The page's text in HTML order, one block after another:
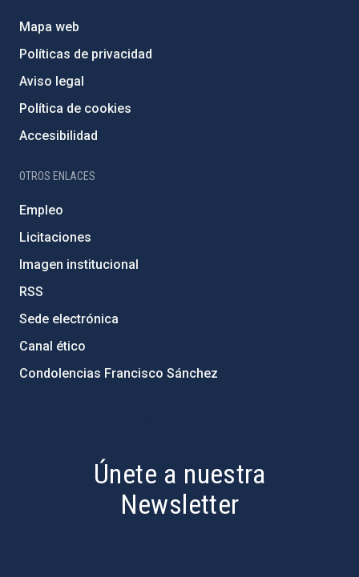
Mapa web
Políticas de privacidad
Aviso legal
Política de cookies
Accesibilidad
OTROS ENLACES
Empleo
Licitaciones
Imagen institucional
RSS
Sede electrónica
Canal ético
Condolencias Francisco Sánchez
Únete a nuestra
Newsletter